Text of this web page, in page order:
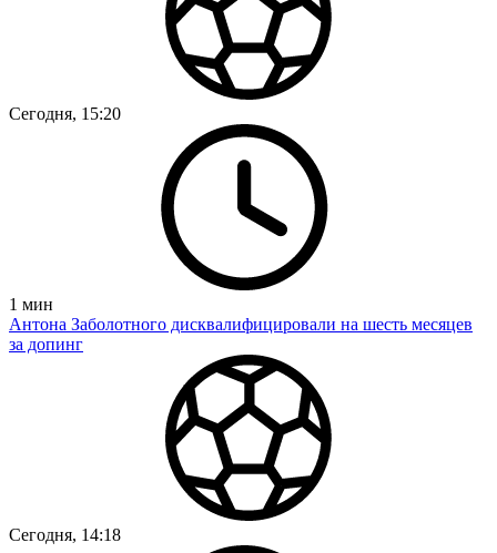
Сегодня, 15:20
1 мин
Антона Заболотного дисквалифицировали на шесть месяцев
за допинг
Сегодня, 14:18